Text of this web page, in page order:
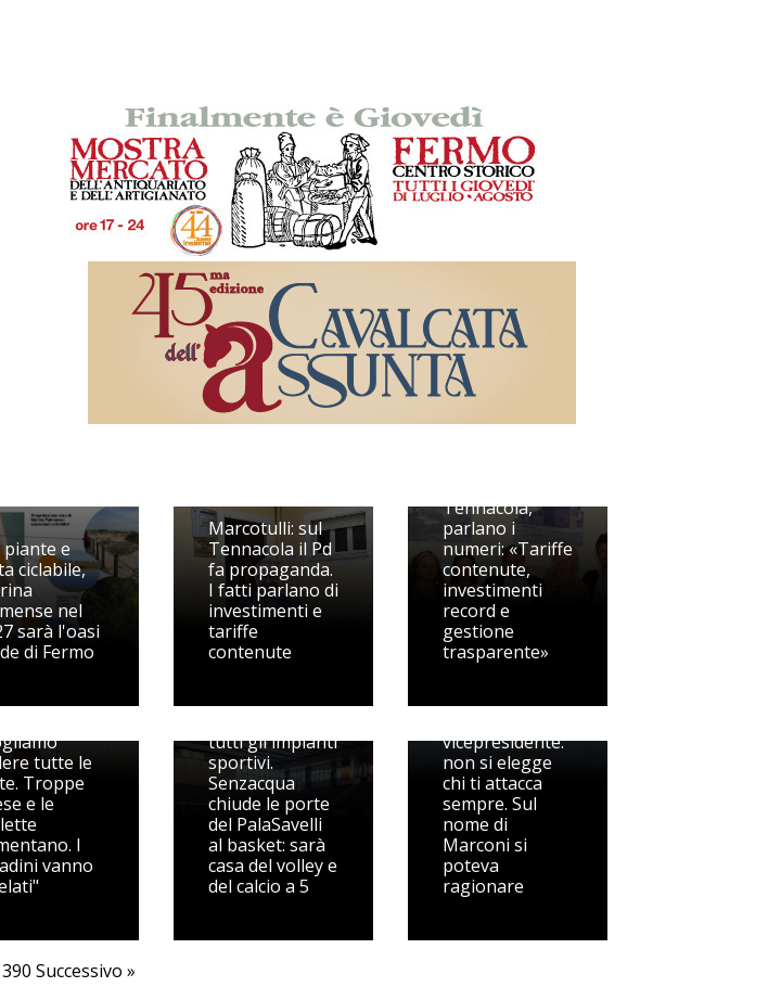
piante e
ciclabile,
nel
sarà l'oasi
di Fermo
Marcotulli: sul
Tennacola il Pd
fa propaganda.
I fatti parlano di
investimenti e
tariffe
contenute
Tennacola,
parlano i
numeri: «Tariffe
contenute,
investimenti
record e
gestione
trasparente»
tutte le
Troppe
e le
I
vanno
tutti gli impianti
sportivi.
Senzacqua
chiude le porte
del PalaSavelli
al basket: sarà
casa del volley e
del calcio a 5
spegne il fuoco
vicepresidente:
non si elegge
chi ti attacca
sempre. Sul
nome di
Marconi si
poteva
ragionare
390 Successivo »